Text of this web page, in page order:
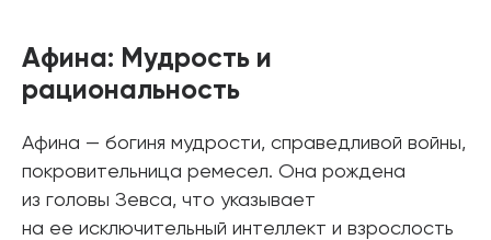
Афина: Мудрость и
рациональность
Афина — богиня мудрости, справедливой войны,
покровительница ремесел. Она рождена
из головы Зевса, что указывает
на ее исключительный интеллект и взрослость